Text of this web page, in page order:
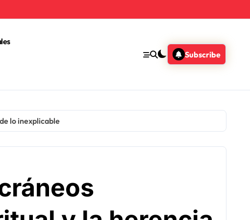
Subscribe
lo inexplicable